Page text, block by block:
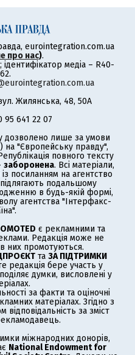
eurointegration.com.ua
про нас).
медіа – R40-
Жилянська, 48, 50А
95 641 22 07
дозволено лише за умови
на "Європейську правду",
повного тексту
заборонена. Всі матеріали,
посиланням на агентство
подальшому
в будь-якій формі,
агентства "Інтерфакс-
є рекламними та
Редакція може не
в них промотуються.
та ЗА ПІДТРИМКИ
редакція бере участь у
думки, висловлені у
за факти та оціночні
матеріалах. Згідно з
за зміст
міжнародних донорів,
National Endowment for